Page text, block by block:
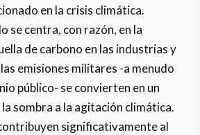
en la crisis climática.
se centra, con razón, en la
de carbono en las industrias y
emisiones militares -a menudo
público- se convierten en un
sombra a la agitación climática.
significativamente al